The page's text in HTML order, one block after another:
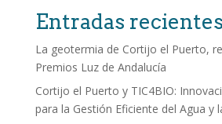
Entradas recientes
La geotermia de Cortijo el Puerto,
Premios Luz de Andalucía
Cortijo el Puerto y TIC4BIO:
para la Gestión Eficiente del Agua y